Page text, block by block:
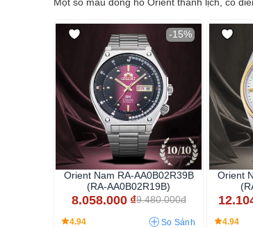
-15%
Orient Nam RA-AA0B02R39B
(RA-AA0B02R19B)
8.058.000 ₫9.480.000đ
4.94 So Sánh
Orient
4.94